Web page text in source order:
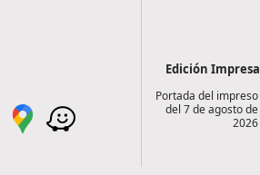
Edición Impresa
Portada del impreso
del 7 de agosto de
2026